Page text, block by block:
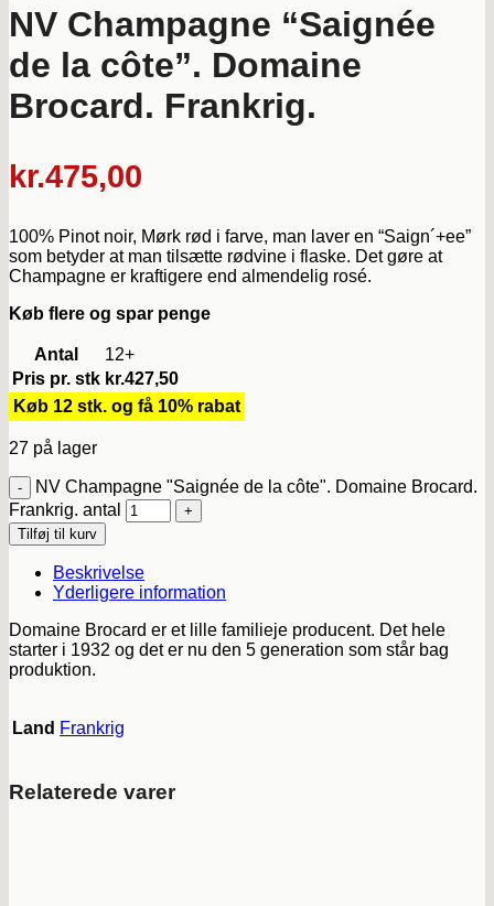
NV Champagne “Saignée
de la côte”. Domaine
Brocard. Frankrig.
kr.475,00
100% Pinot noir, Mørk rød i farve, man laver en “Saign´+ee”
som betyder at man tilsætte rødvine i flaske. Det gøre at
Champagne er kraftigere end almendelig rosé.
Køb flere og spar penge
Antal
12+
Pris pr. stk kr.427,50
Køb 12 stk. og få 10% rabat
27 på lager
NV Champagne "Saignée de la côte". Domaine Brocard.
Frankrig. antal
Tilføj til kurv
Beskrivelse
Yderligere information
Domaine Brocard er et lille familieje producent. Det hele
starter i 1932 og det er nu den 5 generation som står bag
produktion.
Land Frankrig
Relaterede varer